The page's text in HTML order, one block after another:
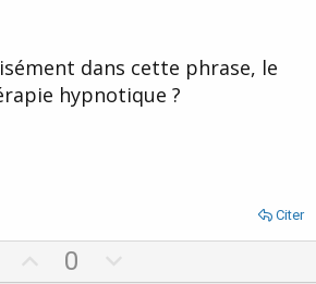
dans cette phrase, le
hypnotique ?
Citer
0